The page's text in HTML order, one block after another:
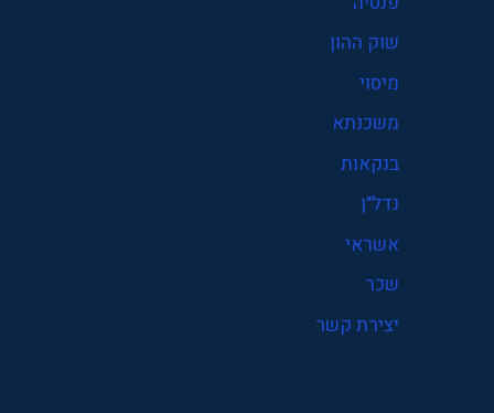
שוק ההון
מיסוי
משכנתא
בנקאות
נדל"ן
אשראי
שכר
יצירת קשר